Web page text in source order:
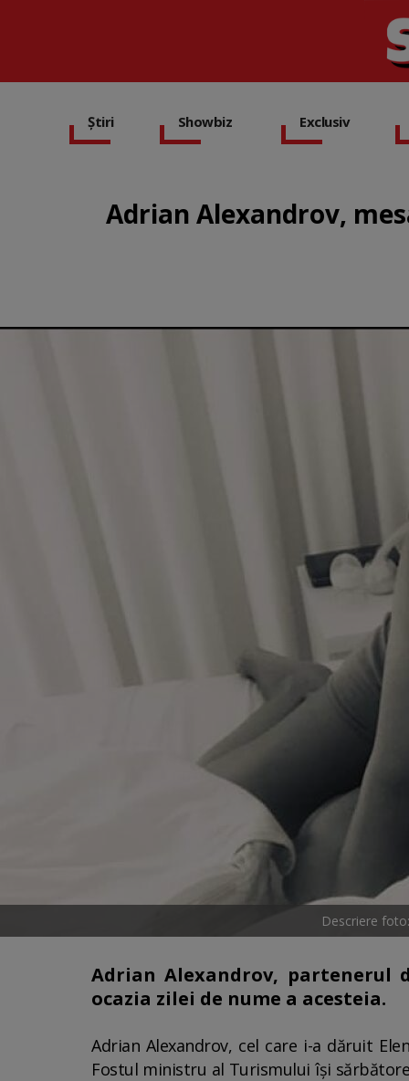
Știri Showbiz Exclusiv
Adrian Alexandrov,
Descriere
Adrian Alexandrov, partenerul
ocazia zilei de nume a acesteia.
Adrian Alexandrov, cel care i-a dăruit
Fostul ministru al Turismului își